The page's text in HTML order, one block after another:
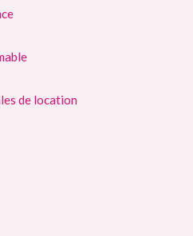
de location